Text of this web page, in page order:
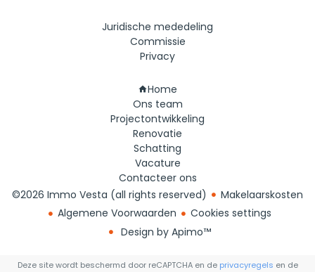
Juridische mededeling
Commissie
Privacy
Home
Ons team
Projectontwikkeling
Renovatie
Schatting
Vacature
Contacteer ons
©2026 Immo Vesta (all rights reserved)
Makelaarskosten
Algemene Voorwaarden
Cookies settings
Design by Apimo™
Deze site wordt beschermd door reCAPTCHA en de privacyregels en de